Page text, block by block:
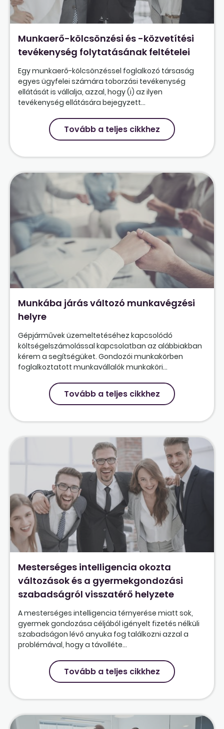
Munkaerő-kölcsönzési és -közvetítési
tevékenység folytatásának feltételei
Egy munkaerő-kölcsönzéssel foglalkozó társaság
egyes ügyfelei számára toborzási tevékenység
ellátását is vállalja, azzal, hogy (i) az ilyen
tevékenység ellátására bejegyzett...
Tovább a teljes cikkhez
Munkába járás változó munkavégzési
helyre
Gépjárművek üzemeltetéséhez kapcsolódó
költségelszámolással kapcsolatban az alábbiakban
kérem a segítségüket. Gondozói munkakörben
foglalkoztatott munkavállalók munkaköri...
Tovább a teljes cikkhez
Mesterséges intelligencia okozta
változások és a gyermekgondozási
szabadságról visszatérő helyzete
A mesterséges intelligencia térnyerése miatt sok,
gyermek gondozása céljából igényelt fizetés nélküli
szabadságon lévő anyuka fog találkozni azzal a
problémával, hogy a távolléte...
Tovább a teljes cikkhez